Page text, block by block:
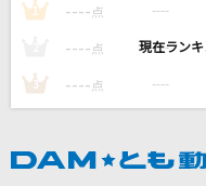
MADAO(立木文彦)
[生音]ドリフのズン
ザ・ドリフターズ
ライラック
1 ---- 点 ----
---- 点 ----
3 ---- 点 ----